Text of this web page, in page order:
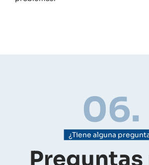
06.
¿Tiene alguna
Preguntas